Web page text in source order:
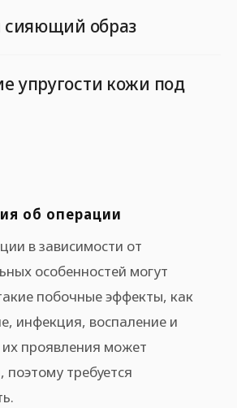
сияющий образ
упругости кожи под
об операции
в зависимости от
особенностей могут
побочные эффекты, как
инфекция, воспаление и
их проявления может
поэтому требуется